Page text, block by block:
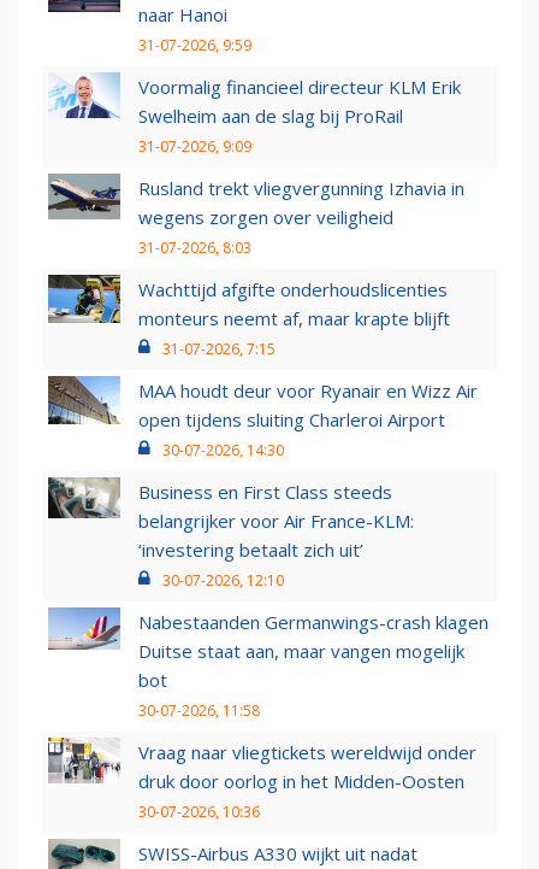
naar Hanoi
31-07-2026, 9:59
Voormalig financieel directeur KLM Erik
Swelheim aan de slag bij ProRail
31-07-2026, 9:09
Rusland trekt vliegvergunning Izhavia in
wegens zorgen over veiligheid
31-07-2026, 8:03
Wachttijd afgifte onderhoudslicenties
monteurs neemt af, maar krapte blijft
31-07-2026, 7:15
MAA houdt deur voor Ryanair en Wizz Air
open tijdens sluiting Charleroi Airport
30-07-2026, 14:30
Business en First Class steeds
belangrijker voor Air France-KLM:
‘investering betaalt zich uit’
30-07-2026, 12:10
Nabestaanden Germanwings-crash klagen
Duitse staat aan, maar vangen mogelijk
bot
30-07-2026, 11:58
Vraag naar vliegtickets wereldwijd onder
druk door oorlog in het Midden-Oosten
30-07-2026, 10:36
SWISS-Airbus A330 wijkt uit nadat